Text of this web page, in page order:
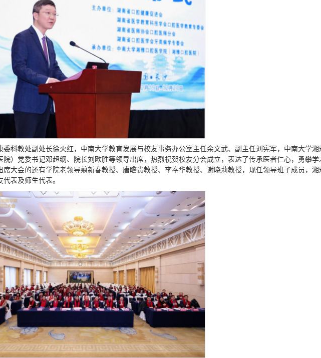
科教处副处长徐火红，中南大学教育发展与校友事务办公室主任余文武、副主任刘宪军，中南大学湘
）党委书记邓超纲、院长刘欧胜等领导出席，热烈祝贺校友分会成立，表达了传承医者仁心，勇攀学
大会的还有学院老领导翦新春教授、唐瞻贵教授、李奉华教授、谢晓莉教授，现任领导班子成员，湘
表及师生代表。